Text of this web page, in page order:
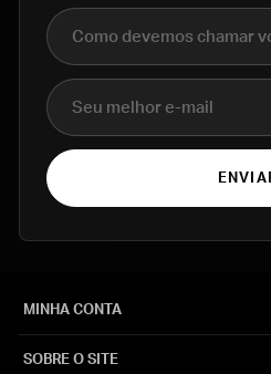
Nome completo
E-mail
MINHA CONTA
SOBRE O SITE